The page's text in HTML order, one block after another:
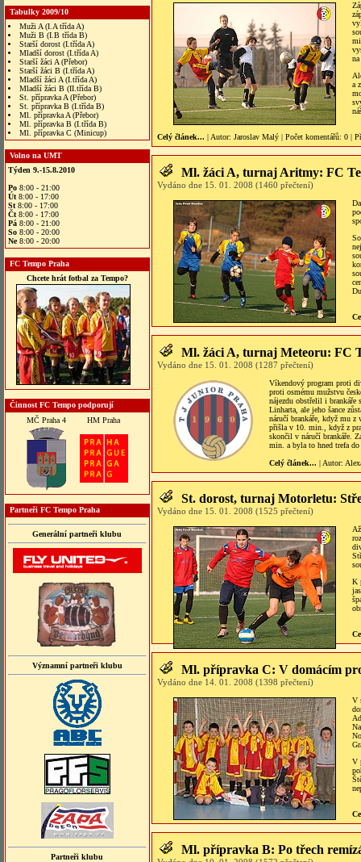
Tabulky 2009/10
Muži A (I.A třída A)
Muži B (I.B třída B)
Starší dorost (I.třída A)
Mladší dorost (I.třída A)
Starší žáci A (Přebor)
Starší žáci B (I.třída A)
Mladší žáci A (I.třída A)
Mladší žáci B (II.třída B)
St. přípravka A (Přebor)
St. přípravka B (I.třída B)
Ml. přípravka A (Přebor)
Ml. přípravka B (I.třída B)
Ml. přípravka C (Minicup)
Volno na UMT
Týden 9.-15.8.2010
Po 8:00 - 21:00
Út 8:00 - 17:00
St 8:00 - 17:00
Čt 8:00 - 17:00
Pá 8:00 - 21:00
So 8:00 - 20:00
Ne8:00 - 20:00
FC Tempo Praha
Chcete hrát fotbal za Tempo?
Činnost FC Tempo podporují
MČ Praha 4
HM Praha
Partneři FC Tempo Praha
Generální partneři klubu
Významní partneři klubu
Partneři klubu
a
Celý článek... | Autor: Jaroslav Malý | Počet komentářů: 0 |
Ml. žáci A, turnaj Aritmy: FC
Vydáno dne 15. 01. 2008 (1460 přečtení)
Ml. žáci A, turnaj Meteoru: FC
Vydáno dne 15. 01. 2008 (1287 přečtení)
Víkendový program proti
proti osmému mužstvu
nájezdu obstřelil i brankáře
Linharta, ale jeho šance
náručí brankáře, když mu z
přišla v 10. min., když z
skončil v náručí brankáře.
min. a byla to hned trefa do
Celý článek... | Autor:
St. dorost, turnaj Motorletu:
Vydáno dne 15. 01. 2008 (1525 přečtení)
K
Ml. přípravka C: V domácím
Vydáno dne 14. 01. 2008 (1398 přečtení)
V
V
Ml. přípravka B: Po třech